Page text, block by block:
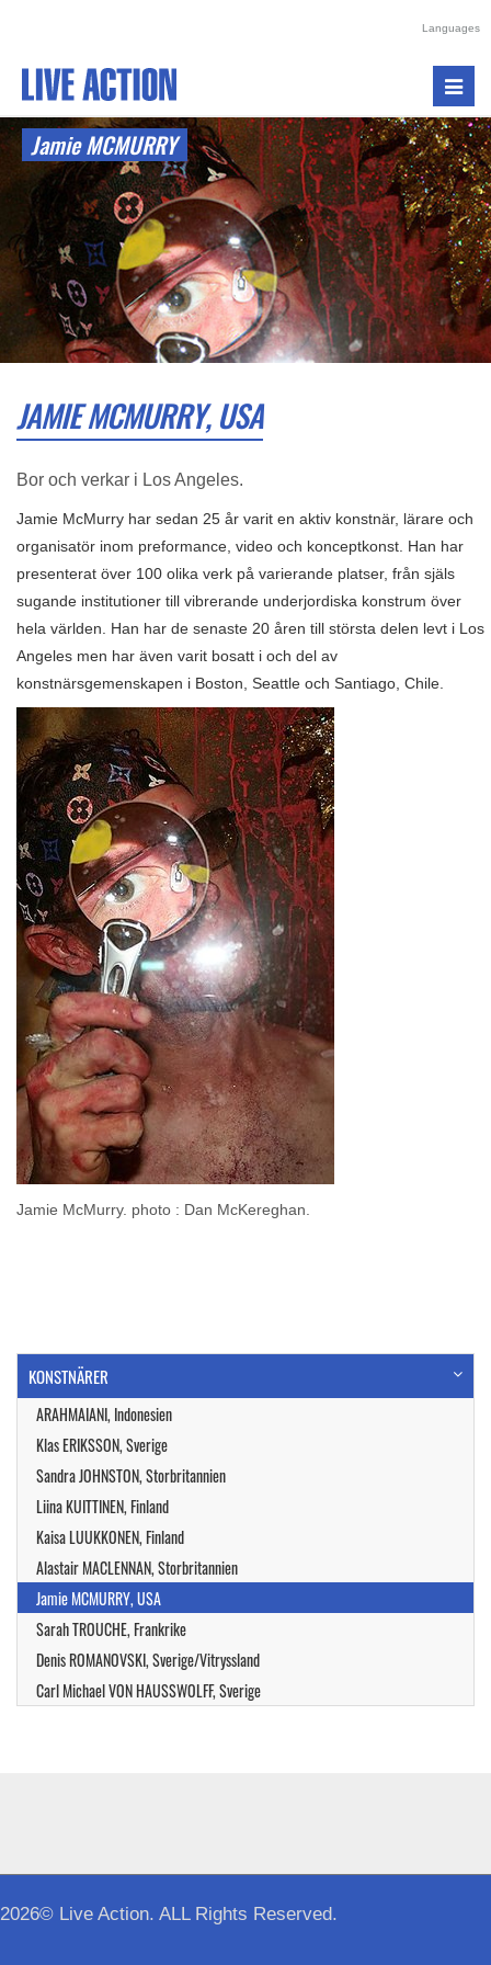
Languages
Jamie MCMURRY
JAMIE MCMURRY, USA
Bor och verkar i Los Angeles.
Jamie McMurry har sedan 25 år varit en aktiv konstnär, lärare och
organisatör inom preformance, video och konceptkonst. Han har
presenterat över 100 olika verk på varierande platser, från själs
sugande institutioner till vibrerande underjordiska konstrum över
hela världen. Han har de senaste 20 åren till största delen levt i Los
Angeles men har även varit bosatt i och del av
konstnärsgemenskapen i Boston, Seattle och Santiago, Chile.
Jamie McMurry. photo : Dan McKereghan.
KONSTNÄRER
ARAHMAIANI, Indonesien
Klas ERIKSSON, Sverige
Sandra JOHNSTON, Storbritannien
Liina KUITTINEN, Finland
Kaisa LUUKKONEN, Finland
Alastair MACLENNAN, Storbritannien
Jamie MCMURRY, USA
Sarah TROUCHE, Frankrike
Denis ROMANOVSKI, Sverige/Vitryssland
Carl Michael VON HAUSSWOLFF, Sverige
2026© Live Action. ALL Rights Reserved.